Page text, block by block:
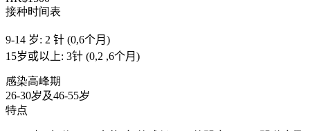
接种时间表
9-14 岁: 2 针 (0,6个月)
15岁或以上: 3针 (0,2 ,6个月)
感染高峰期
26-30岁及46-55岁
特点